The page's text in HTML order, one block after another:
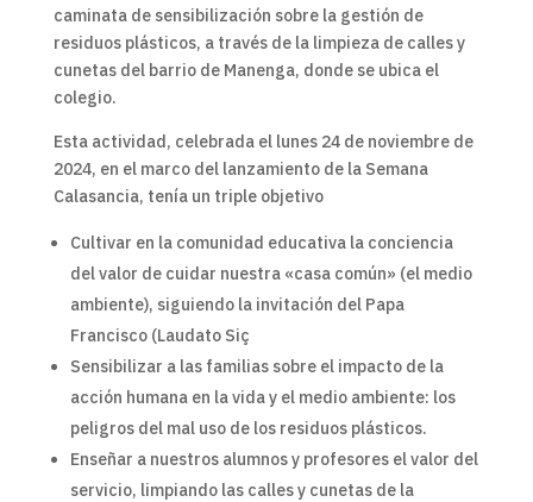
caminata de sensibilización sobre la gestión de
residuos plásticos, a través de la limpieza de calles y
cunetas del barrio de Manenga, donde se ubica el
colegio.
Esta actividad, celebrada el lunes 24 de noviembre de
2024, en el marco del lanzamiento de la Semana
Calasancia, tenía un triple objetivo
Cultivar en la comunidad educativa la conciencia
del valor de cuidar nuestra «casa común» (el medio
ambiente), siguiendo la invitación del Papa
Francisco (Laudato Siç
Sensibilizar a las familias sobre el impacto de la
acción humana en la vida y el medio ambiente: los
peligros del mal uso de los residuos plásticos.
Enseñar a nuestros alumnos y profesores el valor del
servicio, limpiando las calles y cunetas de la